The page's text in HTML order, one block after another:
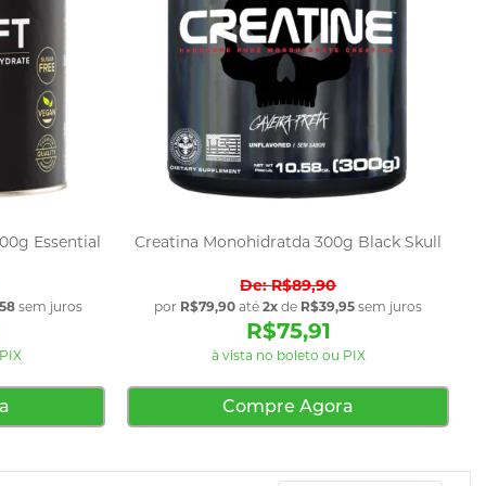
Essential
sem juros
Creatina Monohidratda 300g Black Skull
R$89,90
por R$79,90 até2x de R$39,95 sem juros
R$75,91
à vista no boleto ou PIX
Compre Agora